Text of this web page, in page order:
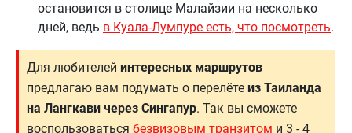
остановится в столице Малайзии на несколько
дней, ведь в Куала-Лумпуре есть, что посмотреть.
Для любителей интересных маршрутов
предлагаю вам подумать о перелёте из Таиланда
на Лангкави через Сингапур. Так вы сможете
воспользоваться безвизовым транзитом и 3 - 4